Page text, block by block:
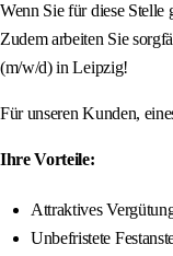
Wenn Sie für diese
Zudem arbeiten Sie
(m/w/d) in Leipzig!
Für unseren Kunden,
Ihre Vorteile:
Attraktives
Unbefristete